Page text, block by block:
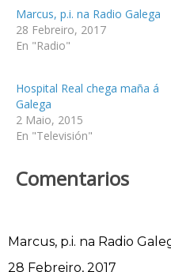
Marcus, p.i. na Radio Galega
28 Febreiro, 2017
En "Radio"
Hospital Real chega maña á
Galega
2 Maio, 2015
En "Televisión"
Comentarios
Marcus, p.i. na Radio
Data
28 Febreiro, 2017